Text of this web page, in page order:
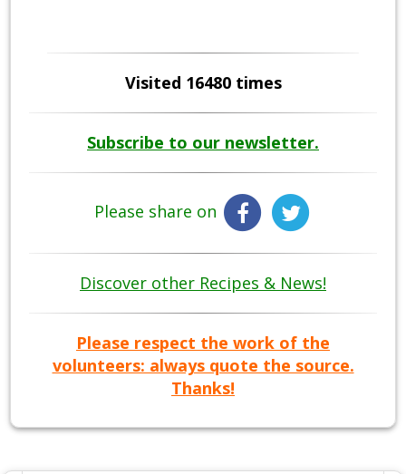
Visited 16480 times
Subscribe to our newsletter.
Please share on
Discover other Recipes & News!
Please respect the work of the
volunteers: always quote the source.
Thanks!